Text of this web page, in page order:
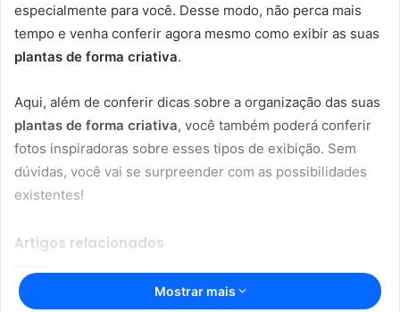
especialmente para você. Desse modo, não perca mais
tempo e venha conferir agora mesmo como exibir as suas
plantas de forma criativa.
Aqui, além de conferir dicas sobre a organização das suas
plantas de forma criativa, você também poderá conferir
fotos inspiradoras sobre esses tipos de exibição. Sem
dúvidas, você vai se surpreender com as possibilidades
existentes!
Artigos relacionados
Aromaterapia caseira: truques para
Mostrar mais